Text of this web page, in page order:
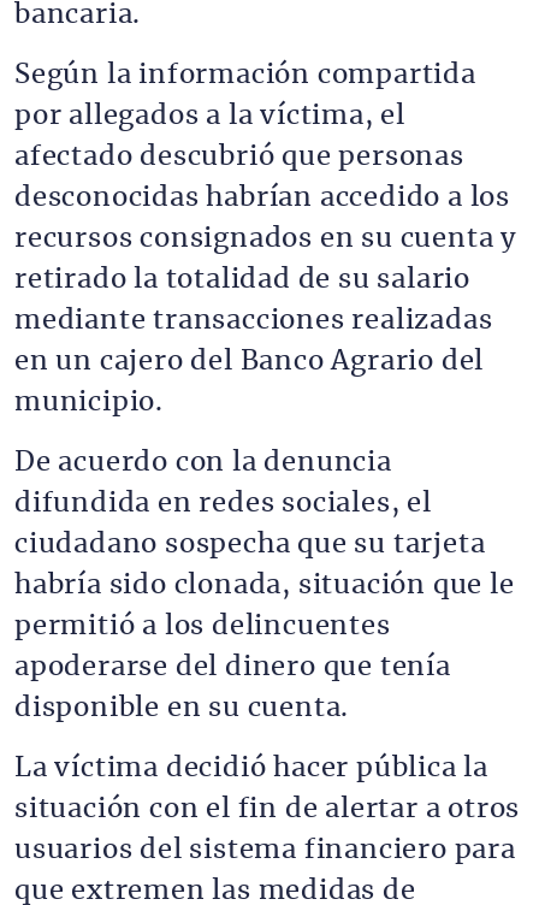
bancaria.
Según la información compartida
por allegados a la víctima, el
afectado descubrió que personas
desconocidas habrían accedido a los
recursos consignados en su cuenta y
retirado la totalidad de su salario
mediante transacciones realizadas
en un cajero del Banco Agrario del
municipio.
De acuerdo con la denuncia
difundida en redes sociales, el
ciudadano sospecha que su tarjeta
habría sido clonada, situación que le
permitió a los delincuentes
apoderarse del dinero que tenía
disponible en su cuenta.
La víctima decidió hacer pública la
situación con el fin de alertar a otros
usuarios del sistema financiero para
que extremen las medidas de